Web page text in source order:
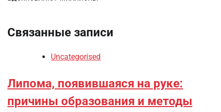
Связанные записи
Uncategorised
Липома, появившаяся на руке:
причины образования и методы